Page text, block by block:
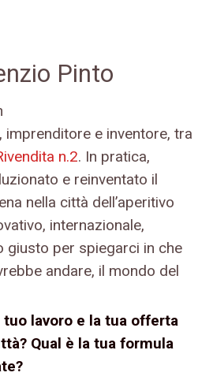
Pinto
imprenditore e inventore, tra
n.2. In pratica,
e reinventato il
nella città dell’aperitivo
internazionale,
giusto per spiegarci in che
andare, il mondo del
lavoro e la tua offerta
Qual è la tua formula